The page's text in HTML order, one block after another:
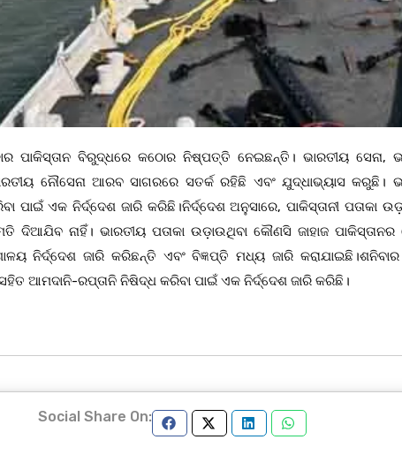
ବିରୁଦ୍ଧରେ କଠୋର ନିଷ୍ପତ୍ତି ନେଇଛନ୍ତି। ଭାରତୀୟ ସେନା,
ନୌସେନା ଆରବ ସାଗରରେ ସତର୍କ ରହିଛି ଏବଂ ଯୁଦ୍ଧାଭ୍ୟାସ କରୁଛି।
ଏକ ନିର୍ଦ୍ଦେଶ ଜାରି କରିଛି।ନିର୍ଦ୍ଦେଶ ଅନୁସାରେ, ପାକିସ୍ତାନୀ ପତାକା
ନାହିଁ। ଭାରତୀୟ ପତାକା ଉଡ଼ାଉଥିବା କୌଣସି ଜାହାଜ
ନିର୍ଦ୍ଦେଶ ଜାରି କରିଛନ୍ତି ଏବଂ ବିଜ୍ଞପ୍ତି ମଧ୍ୟ ଜାରି
ଆମଦାନି-ରପ୍ତାନି ନିଷିଦ୍ଧ କରିବା ପାଇଁ ଏକ ନିର୍ଦ୍ଦେଶ ଜାରି କରିଛି।
Social Share On: